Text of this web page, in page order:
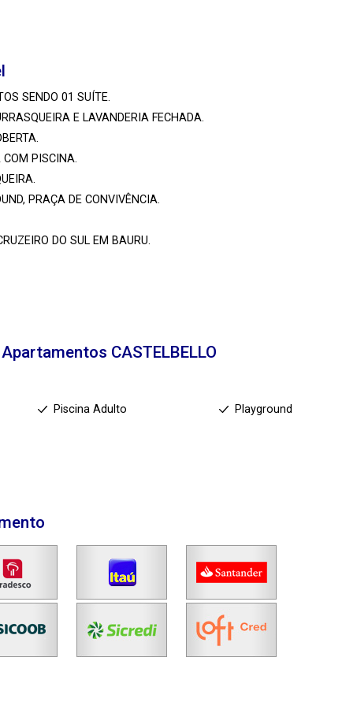
SENDO 01 SUÍTE.
E LAVANDERIA FECHADA.
COM PISCINA.
PRAÇA DE CONVIVÊNCIA.
DO SUL EM BAURU.
CASTELBELLO
Piscina Adulto
Playground